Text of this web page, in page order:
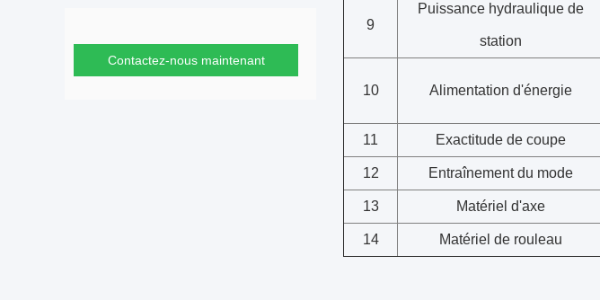
Contactez-nous maintenant
9
Puissance hydraulique de
station
10 Alimentation d'énergie
11 Exactitude de coupe
12 Entraînement du mode
13 Matériel d'axe
14 Matériel de rouleau